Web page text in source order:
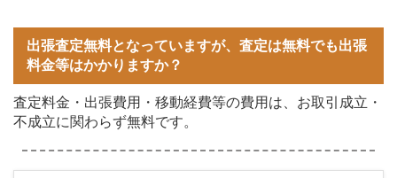
出張査定無料となっていますが、査定は無料でも出張
料金等はかかりますか？
査定料金・出張費用・移動経費等の費用は、お取引成立・
不成立に関わらず無料です。